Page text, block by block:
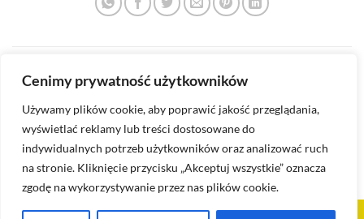
Cenimy prywatność użytkowników
Używamy plików cookie, aby poprawić jakość przeglądania,
wyświetlać reklamy lub treści dostosowane do
indywidualnych potrzeb użytkowników oraz analizować ruch
na stronie. Kliknięcie przycisku „Akceptuj wszystkie” oznacza
zgodę na wykorzystywanie przez nas plików cookie.
w budownictwie
modułowym?
Jakie są ograniczenia domów